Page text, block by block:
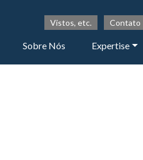
Vistos, etc. Contato
Sobre Nós Expertise